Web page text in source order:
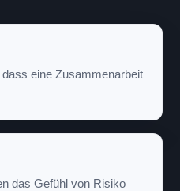
eine Zusammenarbeit
das Gefühl von Risiko